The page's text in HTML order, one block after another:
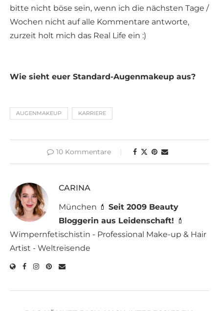
bitte nicht böse sein, wenn ich die nächsten Tage /
Wochen nicht auf alle Kommentare antworte,
zurzeit holt mich das Real Life ein :)
Wie sieht euer Standard-Augenmakeup aus?
AUGENMAKEUP KARRIERE
10 Kommentare
CARINA
München 💄 Seit 2009 Beauty
Bloggerin aus Leidenschaft! 💄
Wimpernfetischistin - Professional Make-up & Hair
Artist - Weltreisende